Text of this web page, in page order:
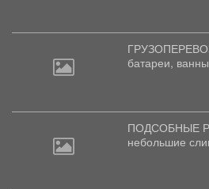
батареи,
ПОДСОБНЫЕ
небольшие